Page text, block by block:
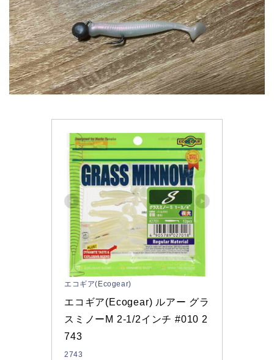
エコギア(Ecogear)
エコギア(Ecogear) ルアー グラ
スミノーM 2‐1/2インチ #010 2
743
2743